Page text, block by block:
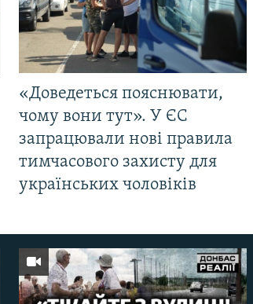
«Доведеться пояснювати,
чому вони тут». У ЄС
запрацювали нові правила
тимчасового захисту для
українських чоловіків